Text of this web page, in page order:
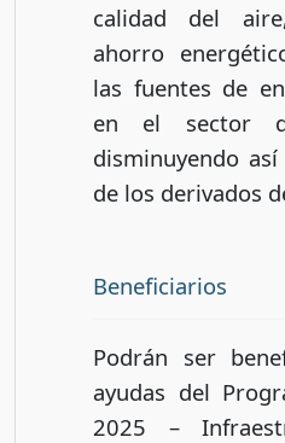
calidad del
ahorro
las fuentes de
en el sector
disminuyendo
de los derivados
Beneficiarios
Podrán ser
ayudas del
2025 –